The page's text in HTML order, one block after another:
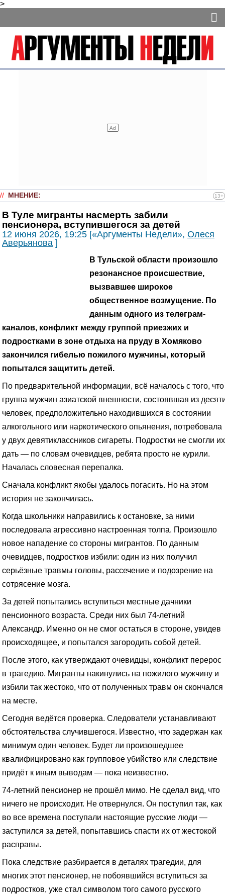
>
// МНЕНИЕ: 13+
В Туле мигранты насмерть забили
пенсионера, вступившегося за детей
12 июня 2026, 19:25 [«Аргументы Недели», Олеся
Аверьянова ]
В Тульской области произошло
резонансное происшествие,
вызвавшее широкое
общественное возмущение. По
данным одного из телеграм-
каналов, конфликт между группой приезжих и
подростками в зоне отдыха на пруду в Хомяково
закончился гибелью пожилого мужчины, который
попытался защитить детей.
По предварительной информации, всё началось с того, что
группа мужчин азиатской внешности, состоявшая из
человек, предположительно находившихся в состоянии
алкогольного или наркотического опьянения, потребовала
у двух девятиклассников сигареты. Подростки не смогли их
дать — по словам очевидцев, ребята просто не курили.
Началась словесная перепалка.
Сначала конфликт якобы удалось погасить. Но на этом
история не закончилась.
Когда школьники направились к остановке, за ними
последовала агрессивно настроенная толпа. Произошло
новое нападение со стороны мигрантов. По данным
очевидцев, подростков избили: один из них получил
серьёзные травмы головы, рассечение и подозрение на
сотрясение мозга.
За детей попытались вступиться местные дачники
пенсионного возраста. Среди них был 74-летний
Александр. Именно он не смог остаться в стороне, увидев
происходящее, и попытался загородить собой детей.
После этого, как утверждают очевидцы, конфликт перерос
в трагедию. Мигранты накинулись на пожилого мужчину и
избили так жестоко, что от полученных травм он скончался
на месте.
Сегодня ведётся проверка. Следователи устанавливают
обстоятельства случившегося. Известно, что задержан как
минимум один человек. Будет ли произошедшее
квалифицировано как групповое убийство или следствие
придёт к иным выводам — пока неизвестно.
74-летний пенсионер не прошёл мимо. Не сделал вид, что
ничего не происходит. Не отвернулся. Он поступил так, как
во все времена поступали настоящие русские люди —
заступился за детей, попытавшись спасти их от жестокой
расправы.
Пока следствие разбирается в деталях трагедии, для
многих этот пенсионер, не побоявшийся вступиться за
подростков, уже стал символом того самого русского